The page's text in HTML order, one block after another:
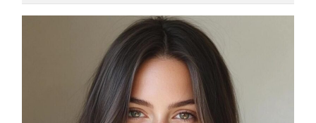
COSMOPROF WORLDWIDE BOLOGNA
Cosmprof Worldwide Bologna
presenta THE BEAUTY &
WELLNESS CONGRESS 2022: I